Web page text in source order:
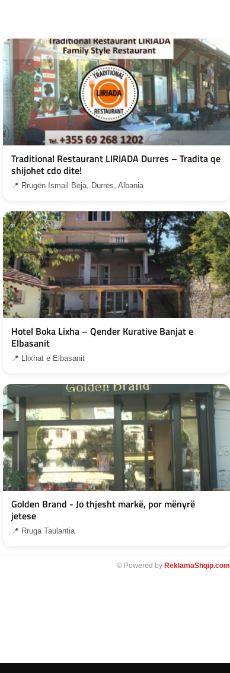
Traditional Restaurant LIRIADA Durres – Tradita qe
shijohet cdo dite!
📍 Rrugën Ismail Beja, Durrës, Albania
Hotel Boka Lixha – Qender Kurative Banjat e
Elbasanit
📍 Llixhat e Elbasanit
Golden Brand - Jo thjesht markë, por mënyrë
jetese
📍 Rruga Taulantia
© Powered by ReklamaShqip.com